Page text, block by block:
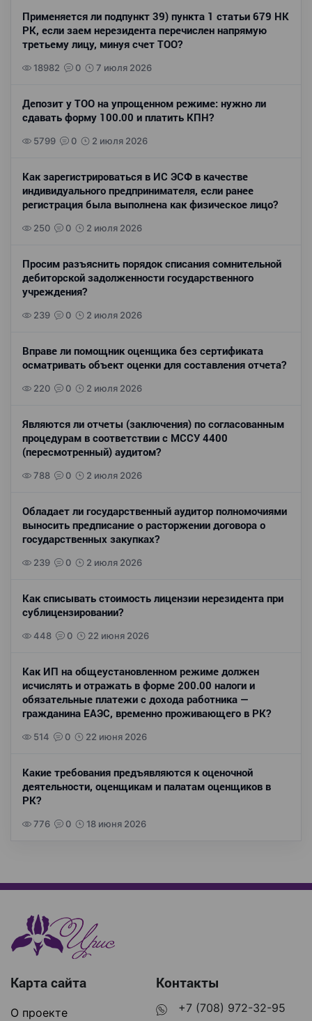
Применяется ли подпункт 39) пункта 1 статьи 679 НК
РК, если заем нерезидента перечислен напрямую
третьему лицу, минуя счет ТОО?
18982 0 7 июля 2026
Депозит у ТОО на упрощенном режиме: нужно ли
сдавать форму 100.00 и платить КПН?
5799 0 2 июля 2026
Как зарегистрироваться в ИС ЭСФ в качестве
индивидуального предпринимателя, если ранее
регистрация была выполнена как физическое лицо?
250 0 2 июля 2026
Просим разъяснить порядок списания сомнительной
дебиторской задолженности государственного
учреждения?
239 0 2 июля 2026
Вправе ли помощник оценщика без сертификата
осматривать объект оценки для составления отчета?
220 0 2 июля 2026
Являются ли отчеты (заключения) по согласованным
процедурам в соответствии с МССУ 4400
(пересмотренный) аудитом?
788 0 2 июля 2026
Обладает ли государственный аудитор полномочиями
выносить предписание о расторжении договора о
государственных закупках?
239 0 2 июля 2026
Как списывать стоимость лицензии нерезидента при
сублицензировании?
448 0 22 июня 2026
Как ИП на общеустановленном режиме должен
исчислять и отражать в форме 200.00 налоги и
обязательные платежи с дохода работника —
гражданина ЕАЭС, временно проживающего в РК?
514 0 22 июня 2026
Какие требования предъявляются к оценочной
деятельности, оценщикам и палатам оценщиков в
РК?
776 0 18 июня 2026
Карта сайта
О проекте
Контакты
+7 (708) 972-32-95